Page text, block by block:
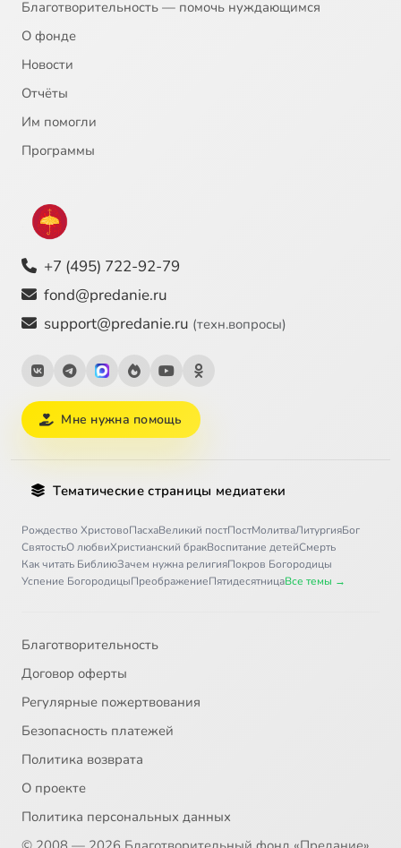
Благотворительность — помочь нуждающимся
О фонде
Новости
Отчёты
Им помогли
Программы
+7 (495) 722-92-79
fond@predanie.ru
support@predanie.ru (техн.вопросы)
Мне нужна помощь
Тематические страницы медиатеки
Рождество ХристовоПасхаВеликий постПостМолитваЛитургияБог
СвятостьО любвиХристианский бракВоспитание детейСмерть
Как читать БиблиюЗачем нужна религияПокров Богородицы
Успение БогородицыПреображениеПятидесятницаВсе темы →
Благотворительность
Договор оферты
Регулярные пожертвования
Безопасность платежей
Политика возврата
О проекте
Политика персональных данных